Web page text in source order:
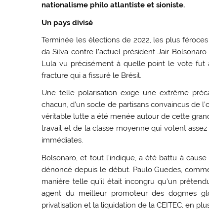
nationalisme philo atlantiste et sioniste.
Un pays divisé
Terminée les élections de 2022, les plus
da Silva contre l’actuel président Jair
Lula vu précisément à quelle point le vote fut
fracture qui a fissuré le Brésil.
Une telle polarisation exige une extrême
chacun, d’un socle de partisans convaincus de
véritable lutte a été menée autour de cette
travail et de la classe moyenne qui votent
immédiates.
Bolsonaro, et tout l’indique, a été battu à
dénoncé depuis le début. Paulo Guedes,
manière telle qu’il était incongru qu’un
agent du meilleur promoteur des dogmes
privatisation et la liquidation de la CEITEC, en